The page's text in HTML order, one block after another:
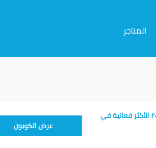
المتاجر
كوبون خصم جاهز ٢٠٢٦ الأكثر فعالية في
عرض الكوبون